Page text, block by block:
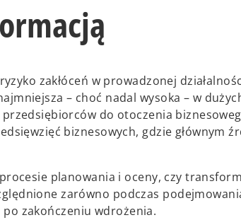
zakłóceń w prowadzonej
– choć nadal wysoka – w
do otoczenia
biznesowych, gdzie głównym
planowania i oceny, czy
zarówno podczas
zakończeniu wdrożenia.